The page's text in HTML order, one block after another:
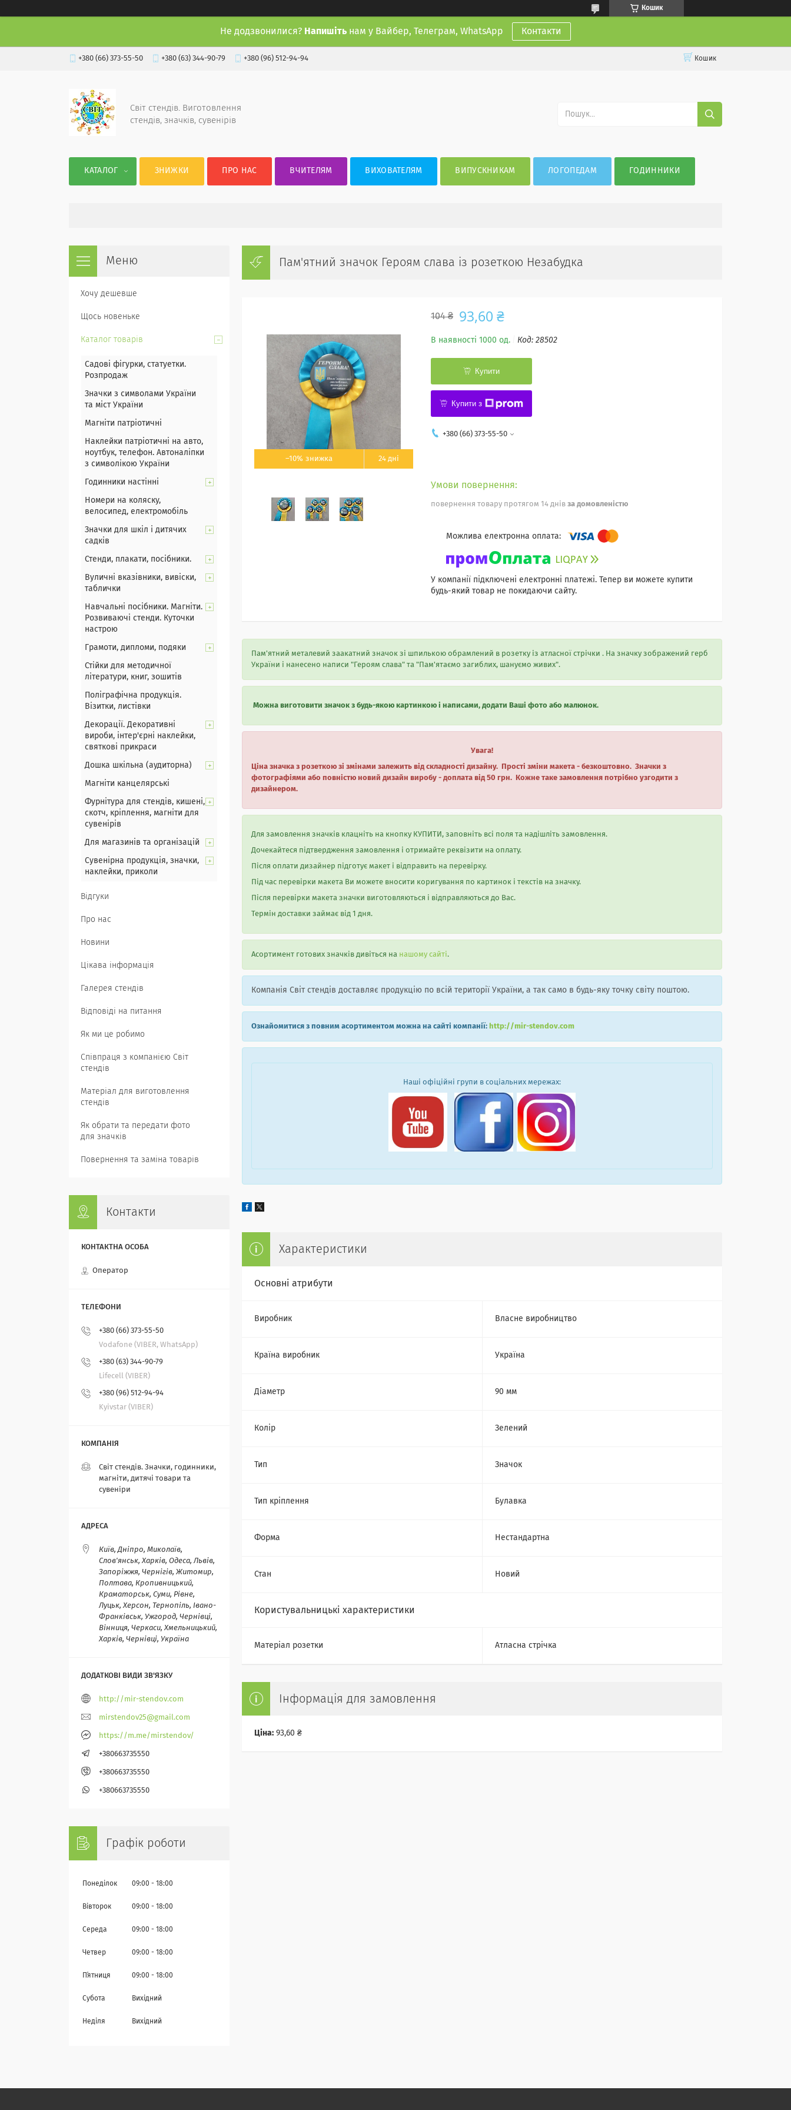
Кошик
Не додзвонилися? Напишіть нам у Вайбер, Телеграм, WhatsApp Контакти
+380 (66) 373-55-50 +380 (63) 344-90-79 +380 (96) 512-94-94 Кошик
Світ стендів. Виготовлення
стендів, значків, сувенірів
КАТАЛОГ ЗНИЖКИ ПРО НАС ВЧИТЕЛЯМ ВИХОВАТЕЛЯМ ВИПУСКНИКАМ ЛОГОПЕДАМ ГОДИННИКИ
Пам'ятний значок Героям слава із розеткою Незабудка
–10% 24 дні
104 ₴ 93,60 ₴
В наявності 1000 од. Код: 28502
Купити
Купити з
+380 (66) 373-55-50
повернення товару протягом 14 днів за домовленістю
У компанії підключені електронні платежі. Тепер ви можете купити
будь-який товар не покидаючи сайту.
Пам'ятний металевий заакатний значок зі шпилькою обрамлений в розетку із атласної стрічки . На значку зображений герб
України і нанесено написи "Героям слава" та "Пам'ятаємо загиблих, шануємо живих".
Можна виготовити значок з будь-якою картинкою і написами, додати Ваші фото або малюнок.
Увага!
Ціна значка з розеткою зі змінами залежить від складності дизайну. Прості зміни макета - безкоштовно. Значки з
фотографіями або повністю новий дизайн виробу - доплата від 50 грн. Кожне таке замовлення потрібно узгодити з
дизайнером.
Для замовлення значків клацніть на кнопку КУПИТИ, заповніть всі поля та надішліть замовлення.
Дочекайтеся підтвердження замовлення і отримайте реквізити на оплату.
Після оплати дизайнер підготує макет і відправить на перевірку.
Під час перевірки макета Ви можете вносити коригування по картинок і текстів на значку.
Після перевірки макета значки виготовляються і відправляються до Вас.
Термін доставки займає від 1 дня.
Асортимент готових значків дивіться на нашому сайті.
Компанія Світ стендів доставляє продукцію по всій території України, а так само в будь-яку точку світу поштою.
Ознайомитися з повним асортиментом можна на сайті компанії: http://mir-stendov.com
Наші офіційні групи в соціальних мережах:
Характеристики
Основні атрибути
Виробник Власне виробництво
Країна виробник Україна
Діаметр 90 мм
Колір Зелений
Тип Значок
Тип кріплення Булавка
Форма Нестандартна
Стан Новий
Користувальницькі характеристики
Матеріал розетки Атласна стрічка
Інформація для замовлення
Ціна: 93,60 ₴
Хочу дешевше
Щось новеньке
Каталог товарів
Садові фігурки, статуетки.
Розпродаж
Значки з символами України
та міст України
Магніти патріотичні
Наклейки патріотичні на авто,
ноутбук, телефон. Автоналіпки
з символікою України
Годинники настінні
Номери на коляску,
велосипед, електромобіль
Значки для шкіл і дитячих
садків
Стенди, плакати, посібники.
Вуличні вказівники, вивіски,
таблички
Навчальні посібники. Магніти.
Розвиваючі стенди. Куточки
настрою
Грамоти, дипломи, подяки
Стійки для методичної
літератури, книг, зошитів
Поліграфічна продукція.
Візитки, листівки
Декорації. Декоративні
вироби, інтер'єрні наклейки,
святкові прикраси
Дошка шкільна (аудиторна)
Магніти канцелярські
Фурнітура для стендів, кишені,
скотч, кріплення, магніти для
сувенірів
Для магазинів та організацій
Сувенірна продукція, значки,
наклейки, приколи
Відгуки
Про нас
Новини
Цікава інформація
Галерея стендів
Відповіді на питання
Як ми це робимо
Співпраця з компанією Світ
стендів
Матеріал для виготовлення
стендів
Як обрати та передати фото
для значків
Повернення та заміна товарів
Контакти
Оператор
+380 (66) 373-55-50
Vodafone (VIBER, WhatsApp)
+380 (63) 344-90-79
Lifecell (VIBER)
+380 (96) 512-94-94
Kyivstar (VIBER)
Світ стендів. Значки, годинники,
магніти, дитячі товари та
сувеніри
Київ, Дніпро, Миколаїв,
Слов'янськ, Харків, Одеса, Львів,
Запоріжжя, Чернігів, Житомир,
Полтава, Кропивницький,
Краматорськ, Суми, Рівне,
Луцьк, Херсон, Тернопіль, Івано-
Франківськ, Ужгород, Чернівці,
Вінниця, Черкаси, Хмельницький,
Харків, Чернівці, Україна
http://mir-stendov.com
mirstendov25@gmail.com
https://m.me/mirstendov/
+380663735550
+380663735550
+380663735550
Графік роботи
Понеділок 09:00 18:00
Вівторок 09:00 18:00
Середа 09:00 18:00
Четвер 09:00 18:00
Пʼятниця 09:00 18:00
Субота Вихідний
Неділя Вихідний